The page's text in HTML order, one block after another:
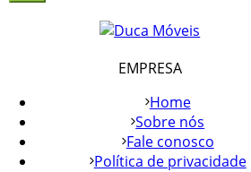
EMPRESA
Home
Sobre nós
Fale conosco
Política de privacidade